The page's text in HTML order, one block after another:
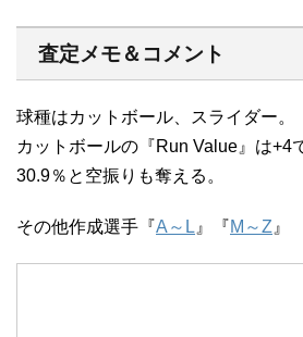
査定メモ＆コメント
球種はカットボール、スライダー。
カットボールの『Run Value』は+4
30.9％と空振りも奪える。
その他作成選手『A～L 』『M～Z 』